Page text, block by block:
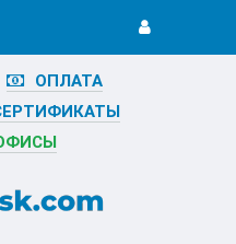
ОПЛАТА